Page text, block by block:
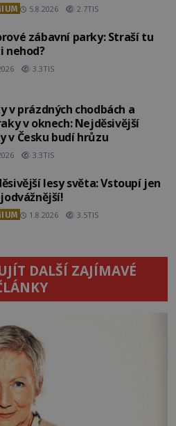
5.8.2026 2.7TIS
zábavní parky: Straší tu
nehod?
3.3TIS
v prázdných chodbách a
v oknech: Nejděsivější
v Česku budí hrůzu
3.3TIS
lesy světa: Vstoupí jen
1.8.2026 3.5TIS
DALŠÍ ZAJÍMAVÉ